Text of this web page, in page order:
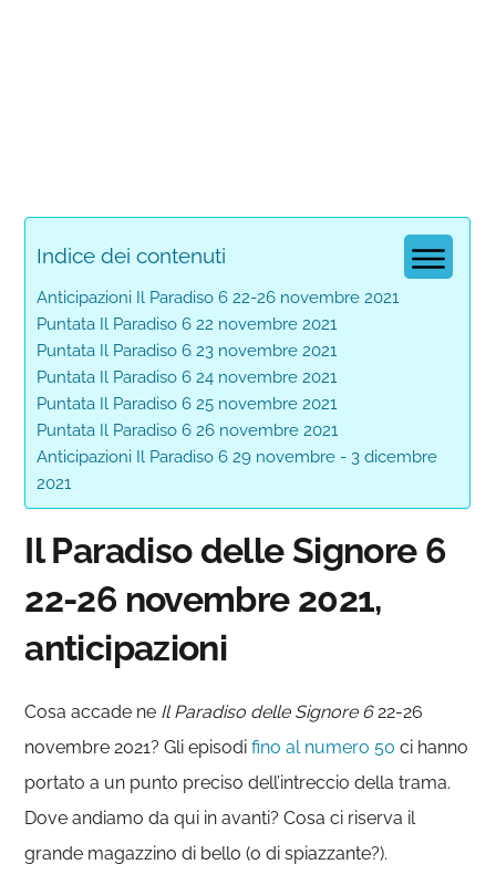
Indice dei contenuti
Anticipazioni Il Paradiso 6 22-26 novembre 2021
Puntata Il Paradiso 6 22 novembre 2021
Puntata Il Paradiso 6 23 novembre 2021
Puntata Il Paradiso 6 24 novembre 2021
Puntata Il Paradiso 6 25 novembre 2021
Puntata Il Paradiso 6 26 novembre 2021
Anticipazioni Il Paradiso 6 29 novembre - 3 dicembre
2021
Il Paradiso delle Signore 6
22-26 novembre 2021,
anticipazioni
Cosa accade ne Il Paradiso delle Signore 622-26
novembre 2021? Gli episodifino al numero 50 ci hanno
portato a un punto preciso dell’intreccio della trama.
Dove andiamo da qui in avanti? Cosa ci riserva il
grande magazzino di bello (o di spiazzante?).